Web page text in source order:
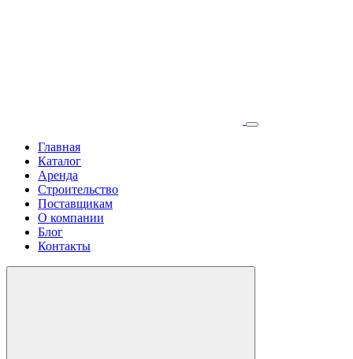
Главная
Каталог
Аренда
Строительство
Поставщикам
О компании
Блог
Контакты